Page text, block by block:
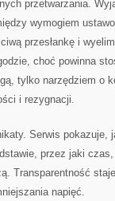
przetwarzania.
wymogiem
przesłankę i
choć powinna
tylko narzędziem o
i rezygnacji.
Serwis pokazuje,
przez jaki
Transparentność
napięć.